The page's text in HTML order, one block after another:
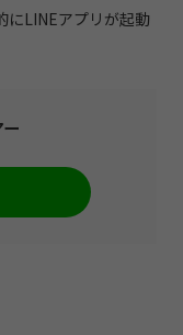
にLINEアプリが起動